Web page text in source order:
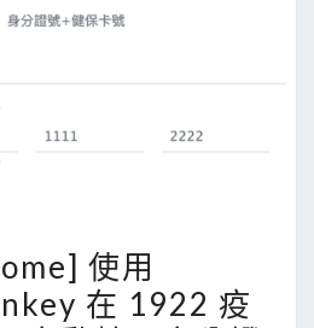
C
h
使用
在 1922 疫